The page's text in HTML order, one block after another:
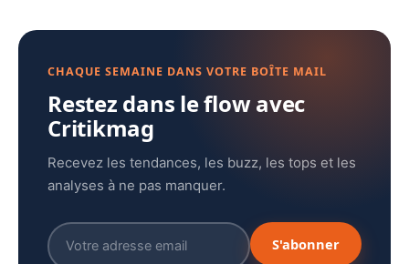
CHAQUE SEMAINE DANS VOTRE BOÎTE MAIL
Restez dans le flow avec
Critikmag
Recevez les tendances, les buzz, les tops et les
analyses à ne pas manquer.
S'abonner